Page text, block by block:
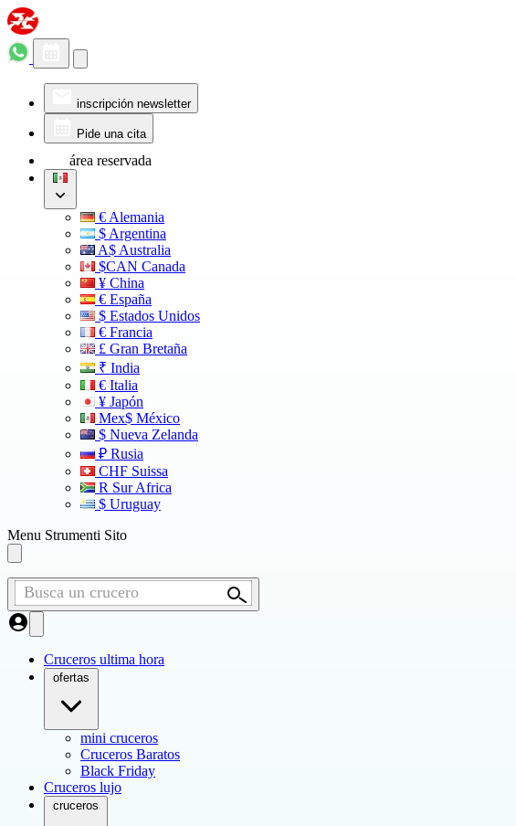
inscripción newsletter
Pide una cita
área reservada
€ Alemania
$ Argentina
A$ Australia
$CAN Canada
¥ China
€ España
$ Estados Unidos
€ Francia
£ Gran Bretaña
₹ India
€ Italia
¥ Japón
Mex$ México
$ Nueva Zelanda
₽ Rusia
CHF Suissa
R Sur Africa
$ Uruguay
Menu Strumenti Sito
Busca un crucero
Cruceros ultima hora
ofertas
mini cruceros
Cruceros Baratos
Black Friday
Cruceros lujo
cruceros